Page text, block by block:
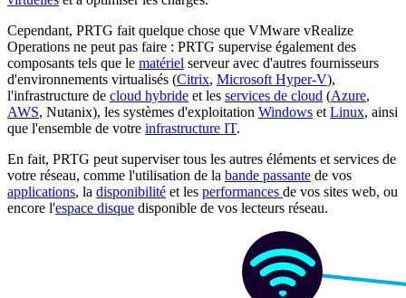
Cependant, PRTG fait quelque chose que VMware vRealize
Operations ne peut pas faire : PRTG supervise également des
composants tels que le matériel serveur avec d'autres fournisseurs
d'environnements virtualisés (Citrix, Microsoft Hyper-V),
l'infrastructure de cloud hybride et les services de cloud (Azure,
AWS, Nutanix), les systèmes d'exploitation Windows et Linux, ainsi
que l'ensemble de votre infrastructure IT.
En fait, PRTG peut superviser tous les autres éléments et services de
votre réseau, comme l'utilisation de la bande passante de vos
applications, la disponibilité et les performances de vos sites web, ou
encore l'espace disque disponible de vos lecteurs réseau.